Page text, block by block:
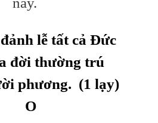
lễ tất cả Đức
đời thường trú
phương. (1 lạy)
O